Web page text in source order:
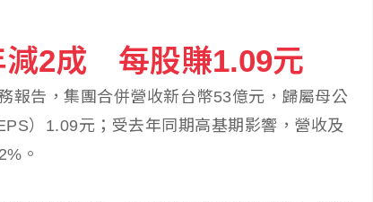
律師公會理事長陳昱瑄續押禁見
資英特爾獲豐厚回報
減2成 每股賺1.09元
報告，集團合併營收新台幣53億元，歸屬母公
）1.09元；受去年同期高基期影響，營收及
。